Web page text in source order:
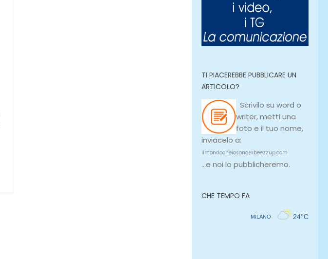
TI PIACEREBBE PUBBLICARE UN
ARTICOLO?
Scrivilo su word o
writer, metti una
foto e il tuo nome,
inviacelo a:
ilmondocheiosono@beezzup.com
...e noi lo pubblicheremo.
CHE TEMPO FA